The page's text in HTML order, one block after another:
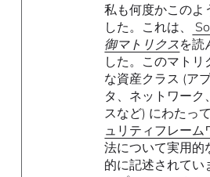
私も何度かこのよ
した。これは、
御マトリクスを読
した。このマトリ
な資産クラス (ア
タ、ネットワーク
スなど) にわたって
ュリティフレーム
法について実用的
的に記述されてい